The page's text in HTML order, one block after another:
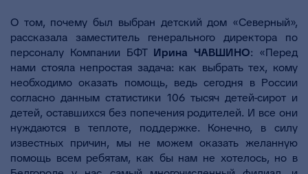
О том, почему был выбран детский дом «Северный»,
рассказала заместитель генерального директора по
персоналу Компании БФТ Ирина ЧАВШИНО: «Перед
нами стояла непростая задача: как выбрать тех, кому
необходимо оказать помощь, ведь сегодня в России
согласно данным статистики 106 тысяч детей-сирот и
детей, оставшихся без попечения родителей. И все они
нуждаются в теплоте, поддержке. Конечно, в силу
известных причин, мы не можем оказать желанную
помощь всем ребятам, как бы нам не хотелось, но в